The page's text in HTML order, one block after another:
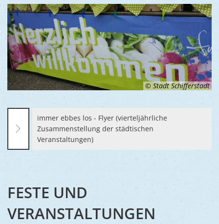
Ernst-
© Stadt Schifferstadt
immer ebbes los - Flyer (vierteljährliche
Zusammenstellung der städtischen
Veranstaltungen)
FESTE UND
VERANSTALTUNGEN